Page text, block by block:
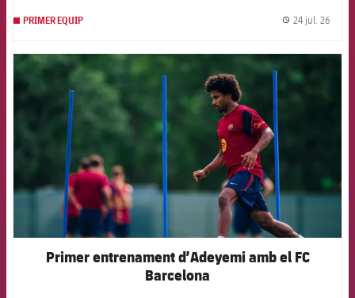
PRIMER EQUIP 24 jul. 26
FCB Barcelona badge
Primer entrenament d’Adeyemi amb el FC
Barcelona